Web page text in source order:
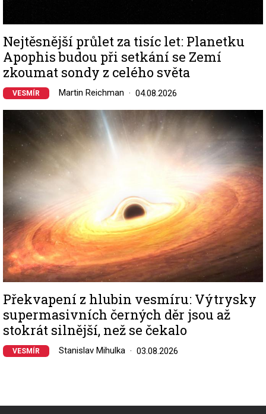
Nejtěsnější průlet za tisíc let: Planetku
Apophis budou při setkání se Zemí
zkoumat sondy z celého světa
VESMÍR Martin Reichman 04.08.2026
Image
Překvapení z hlubin vesmíru: Výtrysky
supermasivních černých děr jsou až
stokrát silnější, než se čekalo
VESMÍR Stanislav Mihulka 03.08.2026